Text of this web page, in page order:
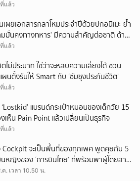
แล้ว
ผยเอกสารกลาโหมประจำปีด้วยปกอนิเมะ ย้ำ
มมั่นคงทางทหาร’ มีความสำคัญต่อชาติ ด้าน
อน ขออย่าซ้ำรอยประวัติศาสตร์
แล้ว
ตไม่ประมาท ใช่ว่าจะหลบความเสี่ยงได้ ชวน
ผนตั้งรับให้ Smart กับ ‘ซัมซุงประกันชีวิต’
แล้ว
แบรนด์กระเป๋าหมอนของเด็กวัย 15
เห็น Pain Point แล้วเปลี่ยนเป็นธุรกิจ
แล้ว
Cockpit จะเป็นพื้นที่ของทุกเพศ พูดคุยกับ 5
หญิงของ ‘การบินไทย’ ที่พร้อมพาผู้โดยสาร
ทั่วโลก
. เวลา 10.50 น.